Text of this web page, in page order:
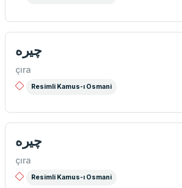
چيره
çıra
Resimli Kamus-ı Osmani
چيره
çıra
Resimli Kamus-ı Osmani